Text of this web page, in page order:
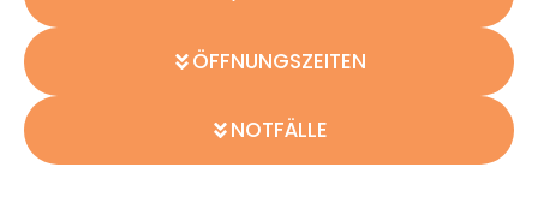
ÖFFNUNGSZEITEN
NOTFÄLLE